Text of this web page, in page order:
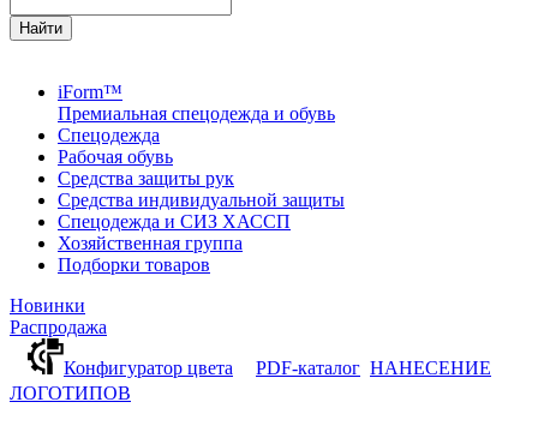
Найти
iForm™
Премиальная спецодежда и обувь
Спецодежда
Рабочая обувь
Средства защиты рук
Средства индивидуальной защиты
Спецодежда и СИЗ ХАССП
Хозяйственная группа
Подборки товаров
Новинки
Распродажа
Конфигуратор цвета
PDF-каталог НАНЕСЕНИЕ
ЛОГОТИПОВ